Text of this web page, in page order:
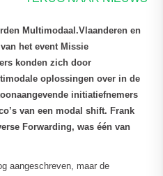
Multimodaal.Vlaanderen en
het event Missie
konden zich door
oplossingen over in de
initiatiefnemers
van een modal shift. Frank
Forwarding, was één van
aangeschreven, maar de